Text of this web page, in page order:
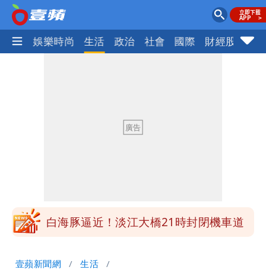
熱門 娛樂時尚 生活 政治 社會 國際 財經股市
慧芝：今年的送立院345天還在審
穿中國貨內褲逛街「整件掉出裙底」
晚至明下午受影響
白海豚逼近！淡江大橋21時封閉機車道
壹蘋新聞網 生活